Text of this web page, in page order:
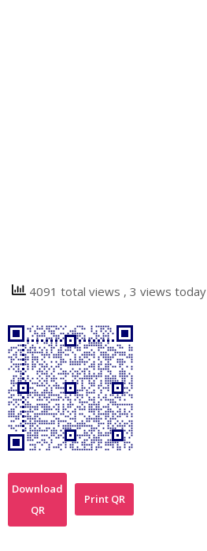
4091 total views , 3 views today
Download
QR
Print QR